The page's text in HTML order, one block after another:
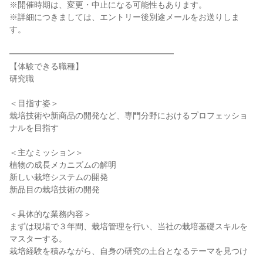
※開催時期は、変更・中止になる可能性もあります。
※詳細につきましては、エントリー後別途メールをお送りしま
す。
━━━━━━━━━━━━━━━━━━━━
【体験できる職種】
研究職
＜目指す姿＞
栽培技術や新商品の開発など、専門分野におけるプロフェッショ
ナルを目指す
＜主なミッション＞
植物の成長メカニズムの解明
新しい栽培システムの開発
新品目の栽培技術の開発
＜具体的な業務内容＞
まずは現場で３年間、栽培管理を行い、当社の栽培基礎スキルを
マスターする。
栽培経験を積みながら、自身の研究の土台となるテーマを見つけ